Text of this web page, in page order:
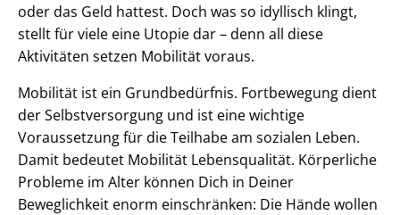
oder das Geld hattest. Doch was so idyllisch klingt,
stellt für viele eine Utopie dar – denn all diese
Aktivitäten setzen Mobilität voraus.
Mobilität ist ein Grundbedürfnis. Fortbewegung dient
der Selbstversorgung und ist eine wichtige
Voraussetzung für die Teilhabe am sozialen Leben.
Damit bedeutet Mobilität Lebensqualität. Körperliche
Probleme im Alter können Dich in Deiner
Beweglichkeit enorm einschränken: Die Hände wollen